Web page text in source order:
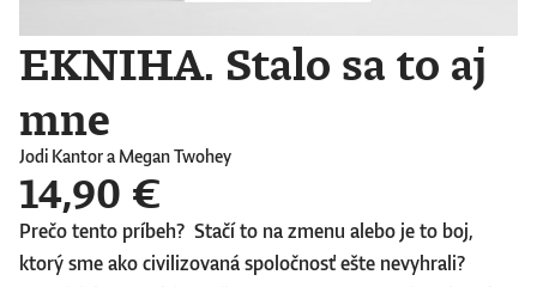
EKNIHA. Stalo sa to aj
mne
Jodi Kantor a Megan Twohey
14,90 €
Prečo tento príbeh? Stačí to na zmenu alebo je to boj,
ktorý sme ako civilizovaná spoločnosť ešte nevyhrali?